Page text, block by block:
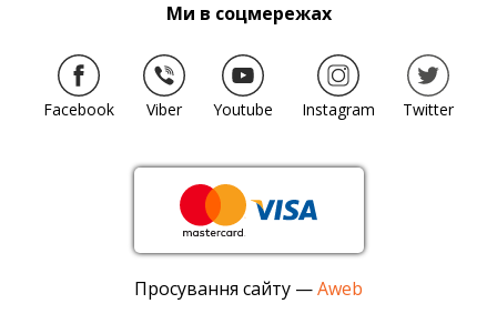
Ми в соцмережах
Facebook Viber Youtube Instagram Twitter
Просування сайту —Aweb